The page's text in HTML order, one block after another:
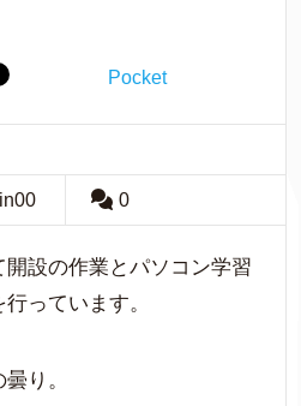
Pocket
0
設の作業とパソコン学習
っています。
り。